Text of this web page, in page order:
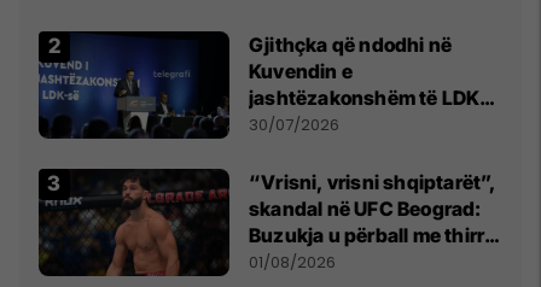
Gjithçka që ndodhi në
Kuvendin e
jashtëzakonshëm të LDK-
së
30/07/2026
“Vrisni, vrisni shqiptarët”,
skandal në UFC Beograd:
Buzukja u përball me thirrje
anti-shqiptare nga
01/08/2026